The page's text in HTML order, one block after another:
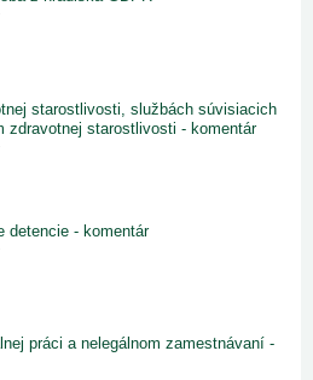
starostlivosti, službách súvisiacich
zdravotnej starostlivosti - komentár
detencie - komentár
práci a nelegálnom zamestnávaní -